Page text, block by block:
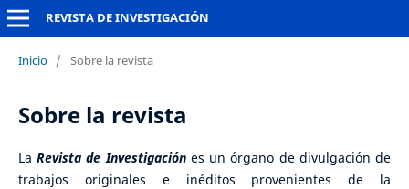
REVISTA DE INVESTIGACIÓN
Inicio / Sobre la revista
Sobre la revista
LaRevista de Investigaciónes un órgano de divulgación de
trabajos originales e inéditos provenientes de la